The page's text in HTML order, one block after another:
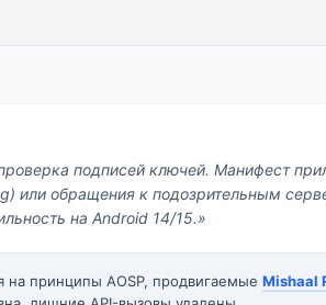
подписей ключей. Манифест
или обращения к подозрительным
на Android 14/15.»
на принципы AOSP, продвигаемые Mishaal